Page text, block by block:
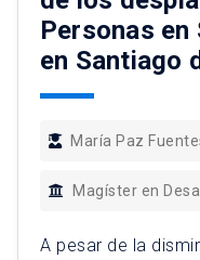
Personas en
en Santiago
María Paz
Magíster en
A pesar de la